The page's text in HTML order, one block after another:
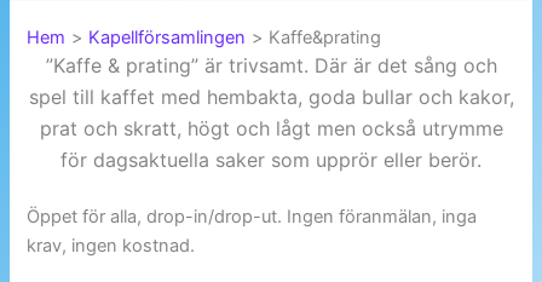
Hem Kapellförsamlingen Kaffe&prating
”Kaffe & prating” är trivsamt. Där är det sång och
spel till kaffet med hembakta, goda bullar och kakor,
prat och skratt, högt och lågt men också utrymme
för dagsaktuella saker som upprör eller berör.
Öppet för alla, drop-in/drop-ut. Ingen föranmälan, inga
krav, ingen kostnad.